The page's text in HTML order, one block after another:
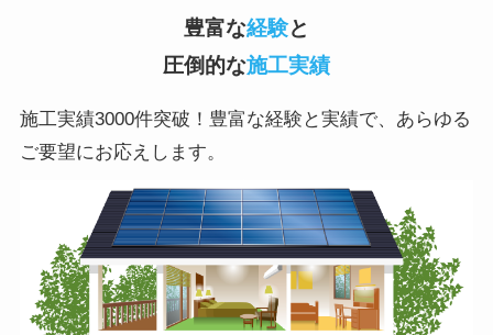
豊富な経験と
圧倒的な施工実績
施工実績3000件突破！豊富な経験と実績で、あらゆる
ご要望にお応えします。